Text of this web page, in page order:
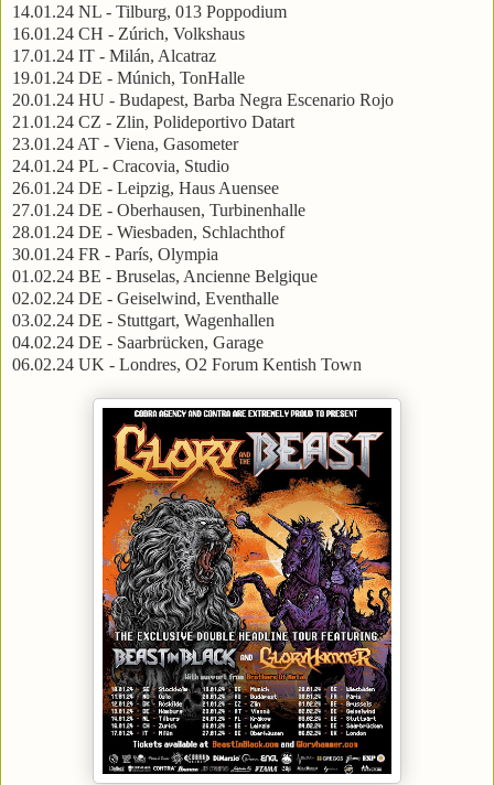
14.01.24 NL - Tilburg, 013 Poppodium
16.01.24 CH - Zúrich, Volkshaus
17.01.24 IT - Milán, Alcatraz
19.01.24 DE - Múnich, TonHalle
20.01.24 HU - Budapest, Barba Negra Escenario Rojo
21.01.24 CZ - Zlin, Polideportivo Datart
23.01.24 AT - Viena, Gasometer
24.01.24 PL - Cracovia, Studio
26.01.24 DE - Leipzig, Haus Auensee
27.01.24 DE - Oberhausen, Turbinenhalle
28.01.24 DE - Wiesbaden, Schlachthof
30.01.24 FR - París, Olympia
01.02.24 BE - Bruselas, Ancienne Belgique
02.02.24 DE - Geiselwind, Eventhalle
03.02.24 DE - Stuttgart, Wagenhallen
04.02.24 DE - Saarbrücken, Garage
06.02.24 UK - Londres, O2 Forum Kentish Town